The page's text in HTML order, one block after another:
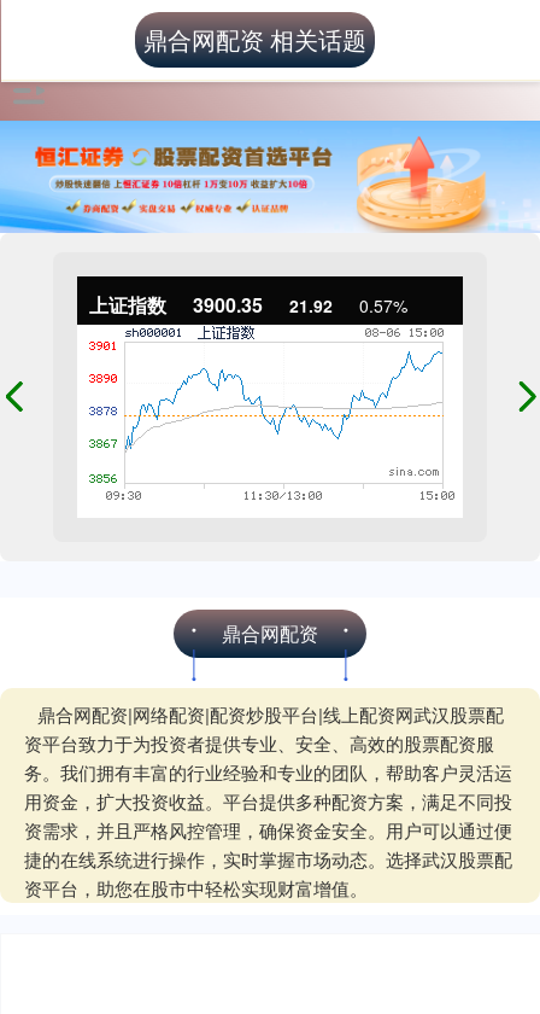
上证指数 3900.35 21.92 0.57%
鼎合网配资
鼎合网配资|网络配资|配资炒股平台|线上配资网武汉股票配
资平台致力于为投资者提供专业、安全、高效的股票配资服
务。我们拥有丰富的行业经验和专业的团队，帮助客户灵活运
用资金，扩大投资收益。平台提供多种配资方案，满足不同投
资需求，并且严格风控管理，确保资金安全。用户可以通过便
捷的在线系统进行操作，实时掌握市场动态。选择武汉股票配
资平台，助您在股市中轻松实现财富增值。
鼎合网配资 相关话题